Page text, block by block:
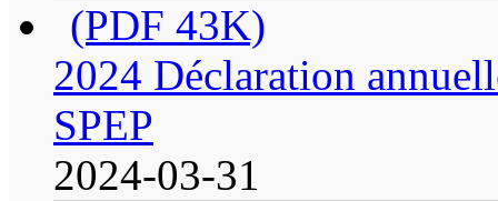
(PDF 43K)
2024 Déclaration
SPEP
2024-03-31